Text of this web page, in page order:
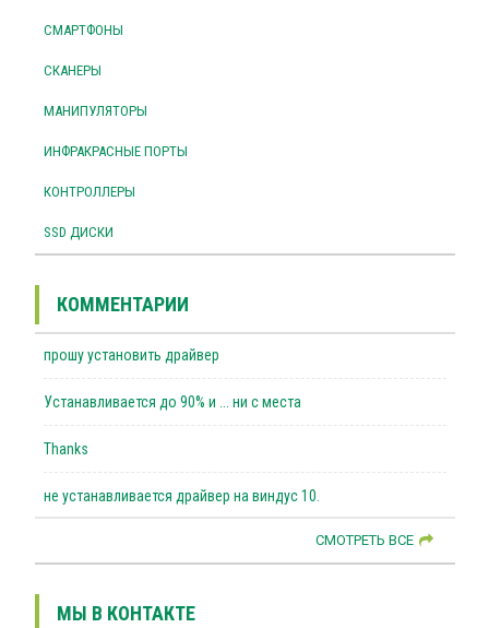
СМАРТФОНЫ
СКАНЕРЫ
МАНИПУЛЯТОРЫ
ИНФРАКРАСНЫЕ ПОРТЫ
КОНТРОЛЛЕРЫ
SSD ДИСКИ
КОММЕНТАРИИ
прошу установить драйвер
Устанавливается до 90% и ... ни с места
Thanks
не устанавливается драйвер на виндус 10.
СМОТРЕТЬ ВСЕ
МЫ В КОНТАКТЕ